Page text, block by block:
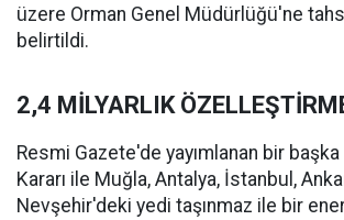
üzere Orman Genel Müdürlüğü'ne
belirtildi.
2,4 MİLYARLIK
Resmi Gazete'de yayımlanan bir
Kararı ile Muğla, Antalya, İstanbul,
Nevşehir'deki yedi taşınmaz ile bir